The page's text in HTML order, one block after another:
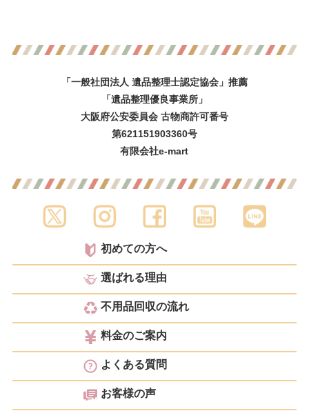
「一般社団法人 遺品整理士認定協会」推薦
「遺品整理優良事業所」
大阪府公安委員会 古物商許可番号
第621151903360号
有限会社e-mart
初めての方へ
選ばれる理由
不用品回収の流れ
料金のご案内
よくある質問
お客様の声